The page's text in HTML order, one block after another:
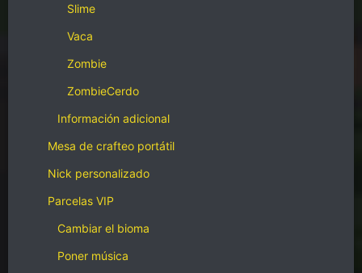
Slime
Vaca
Zombie
ZombieCerdo
Información adicional
Mesa de crafteo portátil
Nick personalizado
Parcelas VIP
Cambiar el bioma
Poner música